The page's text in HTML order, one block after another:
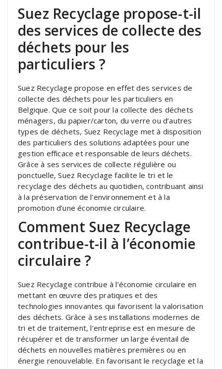
Suez Recyclage propose-t-il
des services de collecte des
déchets pour les
particuliers ?
Suez Recyclage propose en effet des services de
collecte des déchets pour les particuliers en
Belgique. Que ce soit pour la collecte des déchets
ménagers, du papier/carton, du verre ou d’autres
types de déchets, Suez Recyclage met à disposition
des particuliers des solutions adaptées pour une
gestion efficace et responsable de leurs déchets.
Grâce à ses services de collecte régulière ou
ponctuelle, Suez Recyclage facilite le tri et le
recyclage des déchets au quotidien, contribuant ainsi
à la préservation de l’environnement et à la
promotion d’une économie circulaire.
Comment Suez Recyclage
contribue-t-il à l’économie
circulaire ?
Suez Recyclage contribue à l’économie circulaire en
mettant en œuvre des pratiques et des
technologies innovantes qui favorisent la valorisation
des déchets. Grâce à ses installations modernes de
tri et de traitement, l’entreprise est en mesure de
récupérer et de transformer un large éventail de
déchets en nouvelles matières premières ou en
énergie renouvelable. En favorisant le recyclage et la